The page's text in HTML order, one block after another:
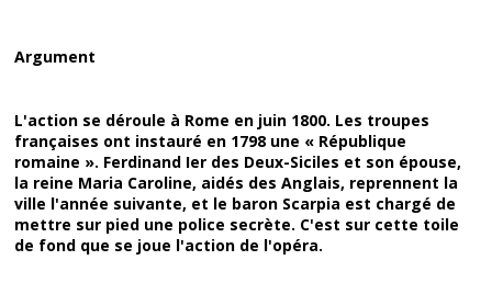
Argument
L'action se déroule à Rome en juin 1800. Les troupes
françaises ont instauré en 1798 une « République
romaine ». Ferdinand Ier des Deux-Siciles et son épouse,
la reine Maria Caroline, aidés des Anglais, reprennent la
ville l'année suivante, et le baron Scarpia est chargé de
mettre sur pied une police secrète. C'est sur cette toile
de fond que se joue l'action de l'opéra.